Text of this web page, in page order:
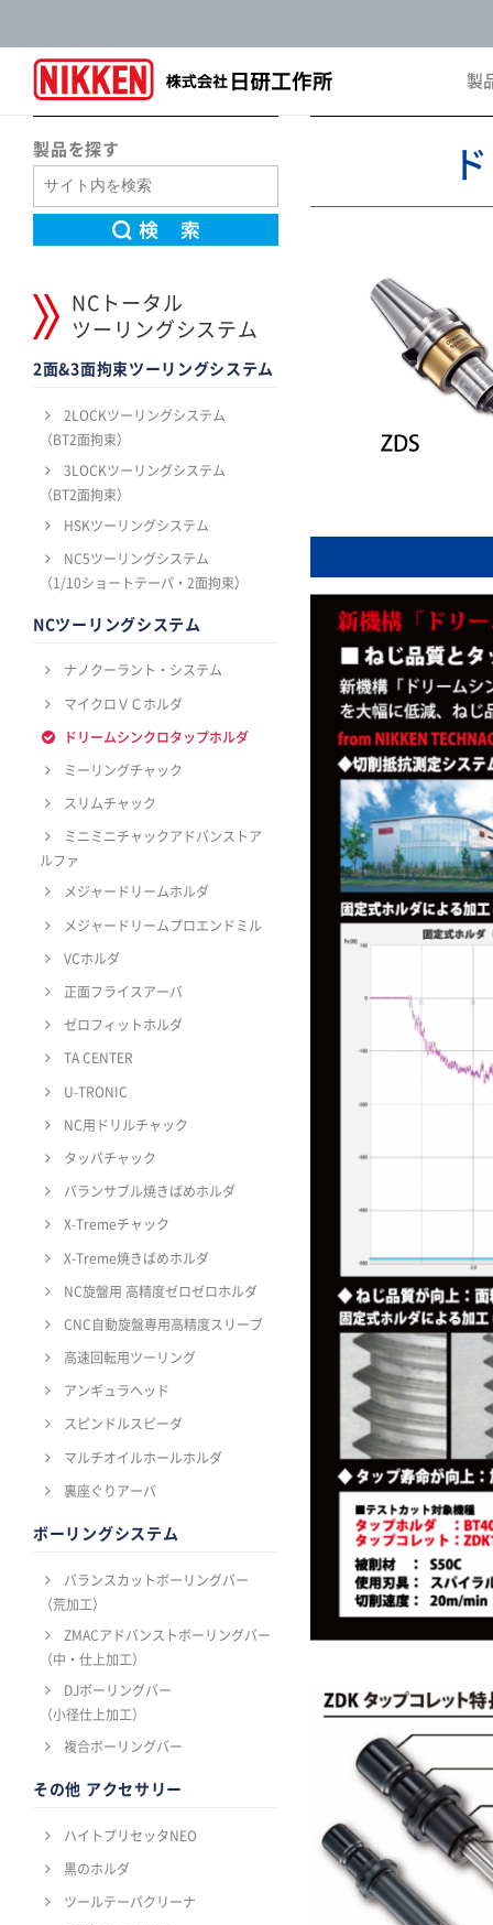
製
製品を探す
NCトータル
ツーリングシステム
2面&3面拘束ツーリングシステム
2LOCKツーリングシステム
（BT2面拘束）
3LOCKツーリングシステム
（BT2面拘束）
HSKツーリングシステム
NC5ツーリングシステム
（1/10ショートテーパ・2面拘束）
NCツーリングシステム
ナノクーラント・システム
マイクロＶＣホルダ
ドリームシンクロタップホルダ
ミーリングチャック
スリムチャック
ミニミニチャックアドバンストア
ルファ
メジャードリームホルダ
メジャードリームプロエンドミル
VCホルダ
正面フライスアーバ
ゼロフィットホルダ
TA CENTER
U-TRONIC
NC用ドリルチャック
タッパチャック
バランサブル焼きばめホルダ
X-Tremeチャック
X-Treme焼きばめホルダ
NC旋盤用 高精度ゼロゼロホルダ
CNC自動旋盤専用高精度スリーブ
高速回転用ツーリング
アンギュラヘッド
スピンドルスピーダ
マルチオイルホールホルダ
裏座ぐりアーバ
ボーリングシステム
バランスカットボーリングバー
（荒加工）
ZMACアドバンストボーリングバー
（中・仕上加工）
DJボーリングバー
（小径仕上加工）
複合ボーリングバー
その他 アクセサリー
ハイトプリセッタNEO
黒のホルダ
ツールテーパクリーナ